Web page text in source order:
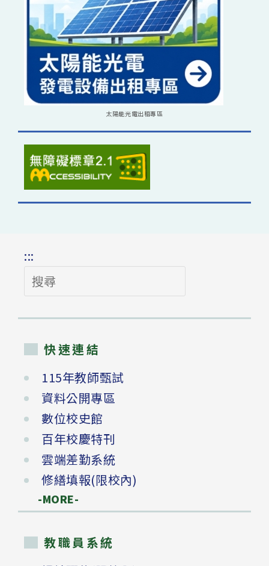
太陽能光電出租專區
:::
搜
尋
快速連結
115年教師甄試
資料公開專區
數位校史館
百年校慶特刊
雲端差勤系統
修繕填報(限校內)
-MORE-
教職員系統